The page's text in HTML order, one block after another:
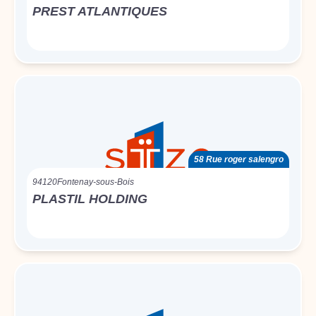
PREST ATLANTIQUES
58 Rue roger salengro
94120Fontenay-sous-Bois
PLASTIL HOLDING